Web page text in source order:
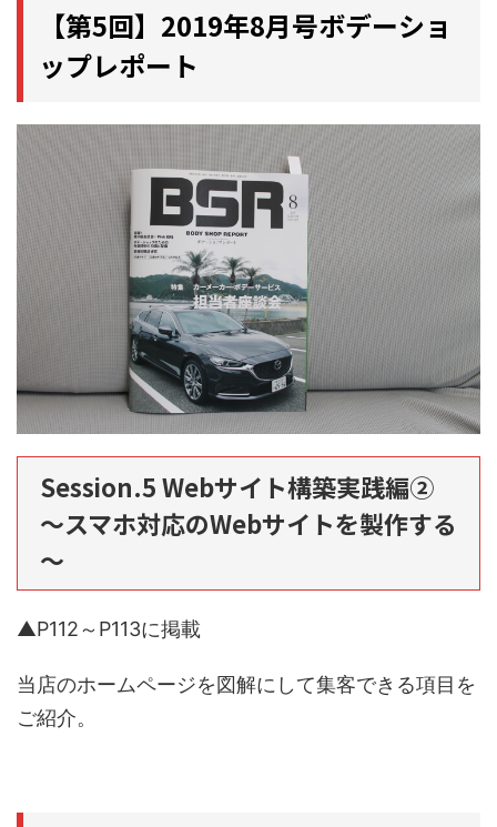
【第5回】2019年8月号ボデーショ
ップレポート
Session.5 Webサイト構築実践編②
～スマホ対応のWebサイトを製作する
～
▲P112～P113に掲載
当店のホームページを図解にして集客できる項目を
ご紹介。